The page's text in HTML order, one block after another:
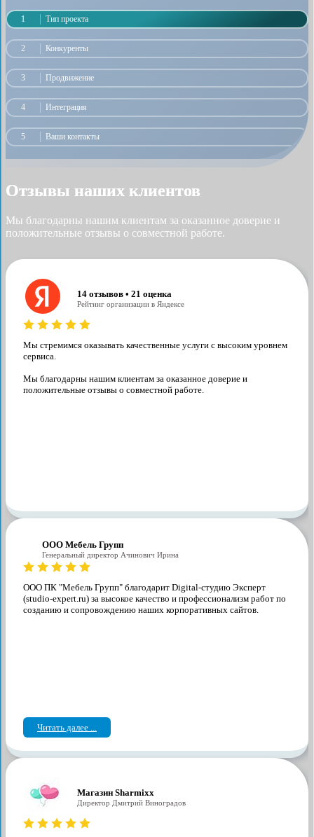
1 Тип проекта
2 Конкуренты
3 Продвижение
4 Интеграция
5 Ваши контакты
Отзывы наших клиентов
Мы благодарны нашим клиентам за оказанное доверие и
положительные отзывы о совместной работе.
14 отзывов • 21 оценка
Рейтинг организации в Яндексе
Мы стремимся оказывать качественные услуги с высоким уровнем
сервиса.
Мы благодарны нашим клиентам за оказанное доверие и
положительные отзывы о совместной работе.
ООО Мебель Групп
Генеральный директор Ачинович Ирина
ООО ПК "Мебель Групп" благодарит Digital-студию Эксперт
(studio-expert.ru) за высокое качество и профессионализм работ по
созданию и сопровождению наших корпоративных сайтов.
Читать далее ...
Магазин Sharmixx
Директор Дмитрий Виноградов